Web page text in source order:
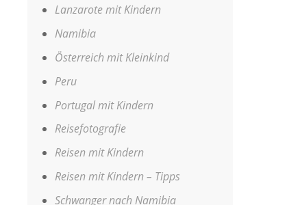
Lanzarote mit Kindern
Namibia
Österreich mit Kleinkind
Peru
Portugal mit Kindern
Reisefotografie
Reisen mit Kindern
Reisen mit Kindern – Tipps
Schwanger nach Namibia